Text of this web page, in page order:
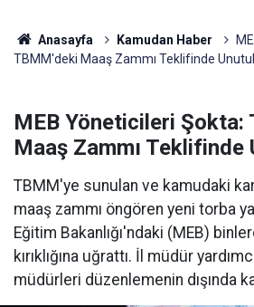
Anasayfa Kamudan Haber
TBMM'deki Maaş Zammı Teklifinde
MEB Yöneticileri Şokta:
Maaş Zammı Teklifinde
TBMM'ye sunulan ve kamudaki
maaş zammı öngören yeni torba
Eğitim Bakanlığı'ndaki (MEB)
kırıklığına uğrattı. İl müdür
müdürleri düzenlemenin dışında